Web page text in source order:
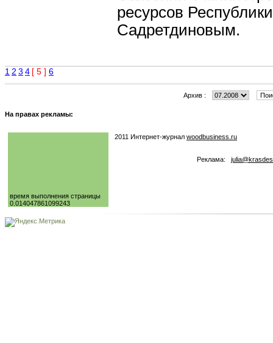
ресурсов
Садретдиновым.
1 2 3 4 [ 5 ] 6
Архив :
На правах рекламы:
время выполнения страницы
0.014047861099243
2011 Интернет-журнал woodbusiness.ru
Реклама: